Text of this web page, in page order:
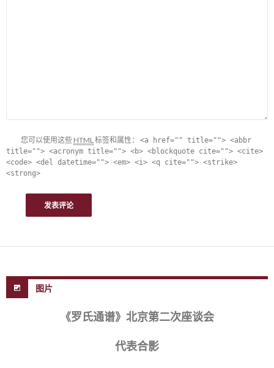
您可以使用这些 HTML标签和属性： <a href="" title=""> <abbr
title=""> <acronym title=""> <b> <blockquote cite=""> <cite>
<code> <del datetime=""> <em> <i> <q cite=""> <strike>
<strong>
图片
《罗氏通谱》北京第二次座谈会
代表合影